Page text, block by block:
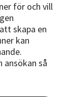
för och vill
skapa en
kan
ansökan så